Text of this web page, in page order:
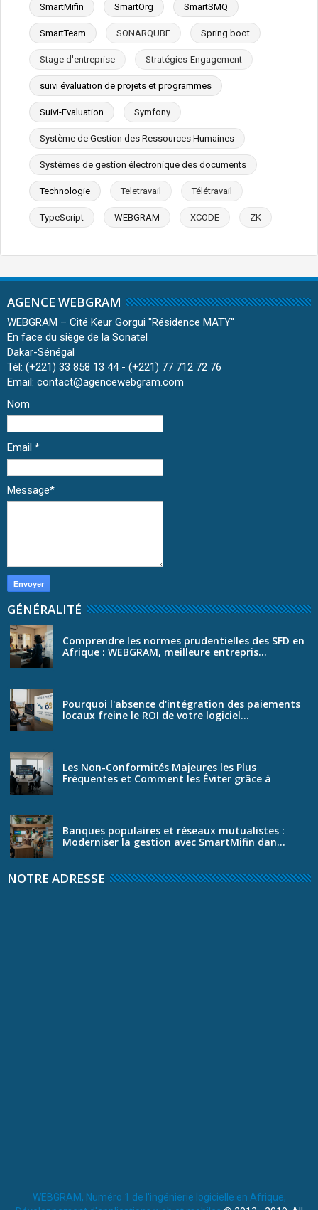
SmartMifin SmartOrg SmartSMQ
SmartTeam SONARQUBE Spring boot
Stage d'entreprise Stratégies-Engagement
suivi évaluation de projets et programmes
Suivi-Evaluation Symfony
Système de Gestion des Ressources Humaines
Systèmes de gestion électronique des documents
Technologie Teletravail Télétravail
TypeScript WEBGRAM XCODE ZK
AGENCE WEBGRAM
WEBGRAM – Cité Keur Gorgui ''Résidence MATY''
En face du siège de la Sonatel
Dakar-Sénégal
Tél: (+221) 33 858 13 44 - (+221) 77 712 72 76
Email: contact@agencewebgram.com
Nom
Email *
Message*
GÉNÉRALITÉ
Comprendre les normes prudentielles des SFD en
Afrique : WEBGRAM, meilleure entrepris...
Pourquoi l'absence d'intégration des paiements
locaux freine le ROI de votre logiciel...
Les Non-Conformités Majeures les Plus
Fréquentes et Comment les Éviter grâce à
Banques populaires et réseaux mutualistes :
Moderniser la gestion avec SmartMifin dan...
NOTRE ADRESSE
WEBGRAM, Numéro 1 de l'ingénierie logicielle en Afrique,